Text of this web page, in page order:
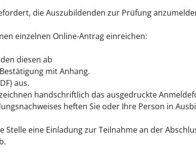
die Auszubildenden zur Prüfung
einzelnen Online-Antrag einreichen:
diesen ab
mit Anhang.
aus.
handschriftlich das ausgedruckte
heften Sie oder Ihre Person in
Stelle eine Einladung zur Teilnahme an der